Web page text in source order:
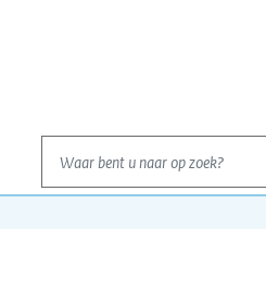
Waar bent u naar op zoek?